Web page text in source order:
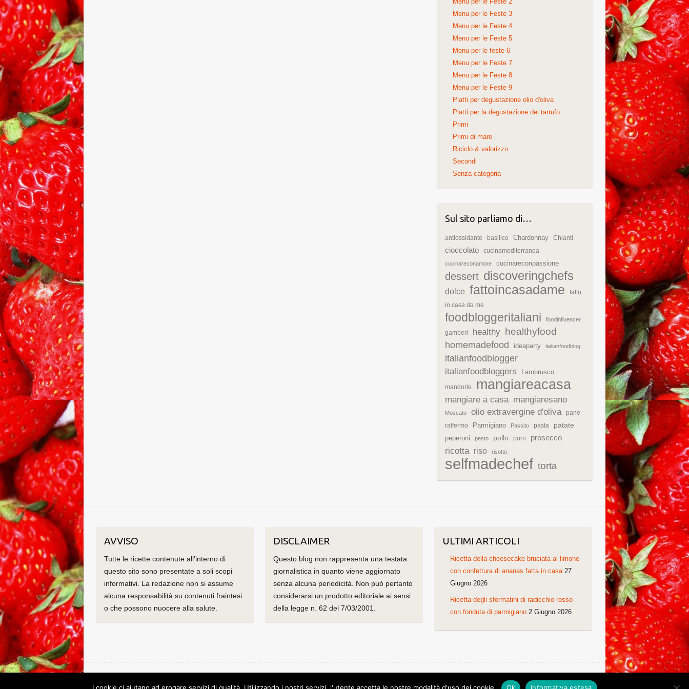
Menu per le Feste 3
Menu per le Feste 4
Menu per le Feste 5
Menu per le feste 6
Menu per le Feste 7
Menu per le Feste 8
Menu per le Feste 9
Piatti per degustazione olio d'oliva
Piatti per la degustazione del tartufo
Primi
Primi di mare
Riciclo & valorizzo
Secondi
Senza categoria
Sul sito parliamo di…
antiossidante basilico Chardonnay Chianti
cioccolato cucinamediterranea
cucinareconamore cucinareconpassione
dessert discoveringchefs
dolce fattoincasadame
fatto
in casa da me
foodbloggeritaliani foodinfluencer
gamberi healthy
healthyfood
homemadefood
ideaparty italianfoodblog
italianfoodblogger
italianfoodbloggers
Lambrusco
mandorle mangiareacasa
mangiare a casa mangiaresano
Moscato olio extravergine d'oliva
pane
raffermo
Parmigiano Passito pasta patate
peperoni pesto pollo porri prosecco
ricotta riso risotto
selfmadechef torta
AVVISO
Tutte le ricette contenute all'interno di
questo sito sono presentate a soli scopi
informativi. La redazione non si assume
alcuna responsabilità su contenuti fraintesi
o che possono nuocere alla salute.
DISCLAIMER
Questo blog non rappresenta una testata
giornalistica in quanto viene aggiornato
senza alcuna periodicità. Non può pertanto
considerarsi un prodotto editoriale ai sensi
della legge n. 62 del 7/03/2001.
ULTIMI ARTICOLI
Ricetta della cheesecake bruciata al limone
con confettura di ananas fatta in casa 27
Giugno 2026
Ricetta degli sformatini di radicchio rosso
con fonduta di parmigiano 2 Giugno 2026
Ricette di Cristina. Non copiare grazie!